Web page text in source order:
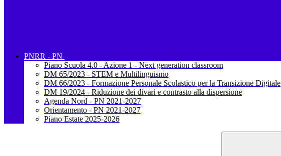
PNRR - PN
Piano Scuola 4.0 - Azione 1 - Next generation classroom
DM 65/2023 - STEM e Multilinguismo
DM 66/2023 - Formazione Personale Scolastico per la Transizione Digitale
DM 19/2024 - Riduzione dei divari e contrasto alla dispersione
Agenda Nord - PN 2021-2027
Orientamento - PN 2021-2027
Piano Estate 2025-2026